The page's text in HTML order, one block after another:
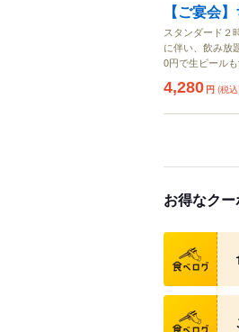
【ご宴会
スタンダード２
に伴い、飲み放
0円で生ビールも
4,280 円 (税
お得なク
クー
クー